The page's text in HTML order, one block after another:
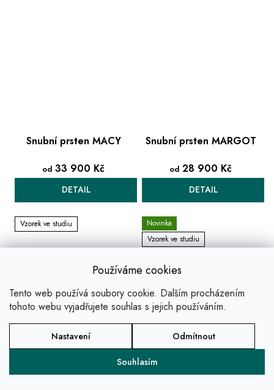
Používáme cookies
Tento web používá soubory cookie. Dalším procházením
tohoto webu vyjadřujete souhlas s jejich používáním.
Odmítnout
Souhlasím
Nastavení
Snubní prsten MACY
od 33 900 Kč
DETAIL
Snubní prsten MARGOT
od 28 900 Kč
DETAIL
Vzorek ve studiu
Snubní prsten MARKÝZA
Novinka
Vzorek ve studiu
Snubní prsten MIA